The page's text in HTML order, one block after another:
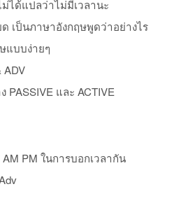
ม่ได้แปลว่าไม่มีเวลานะ
ด เป็นภาษาอังกฤษพูดว่าอย่างไร
แบบง่ายๆ
ADV
PASSIVE และ ACTIVE
PM ในการบอกเวลากัน